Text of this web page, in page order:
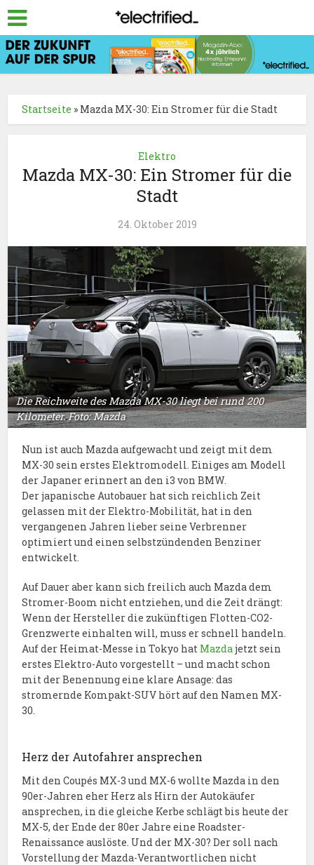
Startseite » Mazda MX-30: Ein Stromer für die Stadt
Elektro
Mazda MX-30: Ein Stromer für die
Stadt
24. Oktober 2019
Die Reichweite des Mazda MX-30 liegt bei rund 200
Kilometer. Foto: Mazda
Nun ist auch Mazda aufgewacht und zeigt mit dem
MX-30 sein erstes Elektromodell. Einiges am Modell
der Japaner erinnert an den i3 von BMW.
Der japanische Autobauer hat sich reichlich Zeit
gelassen mit der Elektro-Mobilität, hat in den
vergangenen Jahren lieber seine Verbrenner
optimiert und einen selbstzündenden Benziner
entwickelt.
Auf Dauer aber kann sich freilich auch Mazda dem
Stromer-Boom nicht entziehen, und die Zeit drängt:
Wenn der Hersteller die zukünftigen Flotten-CO2-
Grenzwerte einhalten will, muss er schnell handeln.
Auf der Heimat-Messe in Tokyo hat Mazda jetzt sein
erstes Elektro-Auto vorgestellt – und macht schon
mit der Benennung eine klare Ansage: das
stromernde Kompakt-SUV hört auf den Namen MX-
30.
Herz der Autofahrer ansprechen
Mit den Coupés MX-3 und MX-6 wollte Mazda in den
90er-Jahren eher Herz als Hirn der Autokäufer
ansprechen, in die gleiche Kerbe schlägt bis heute der
MX-5, der Ende der 80er Jahre eine Roadster-
Renaissance auslöste. Und der MX-30? Der soll nach
Vorstellung der Mazda-Verantwortlichen nicht